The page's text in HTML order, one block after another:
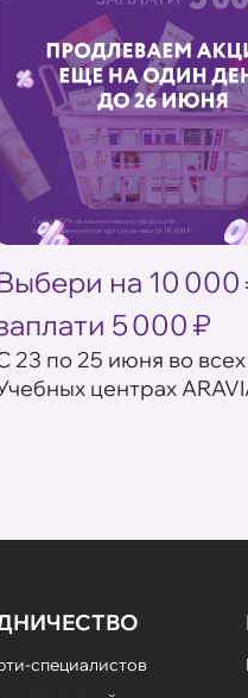
на 10
5 000 ₽
23 по 25 июня во всех
центрах
специалистов